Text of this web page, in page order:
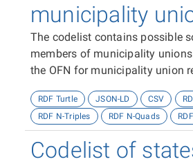
municipality
The codelist contains possible
members of municipality
the OFN for municipality union
RDF Turtle JSON-LD CSV
RDF N-Triples
RDF N-Quads
Codelist of